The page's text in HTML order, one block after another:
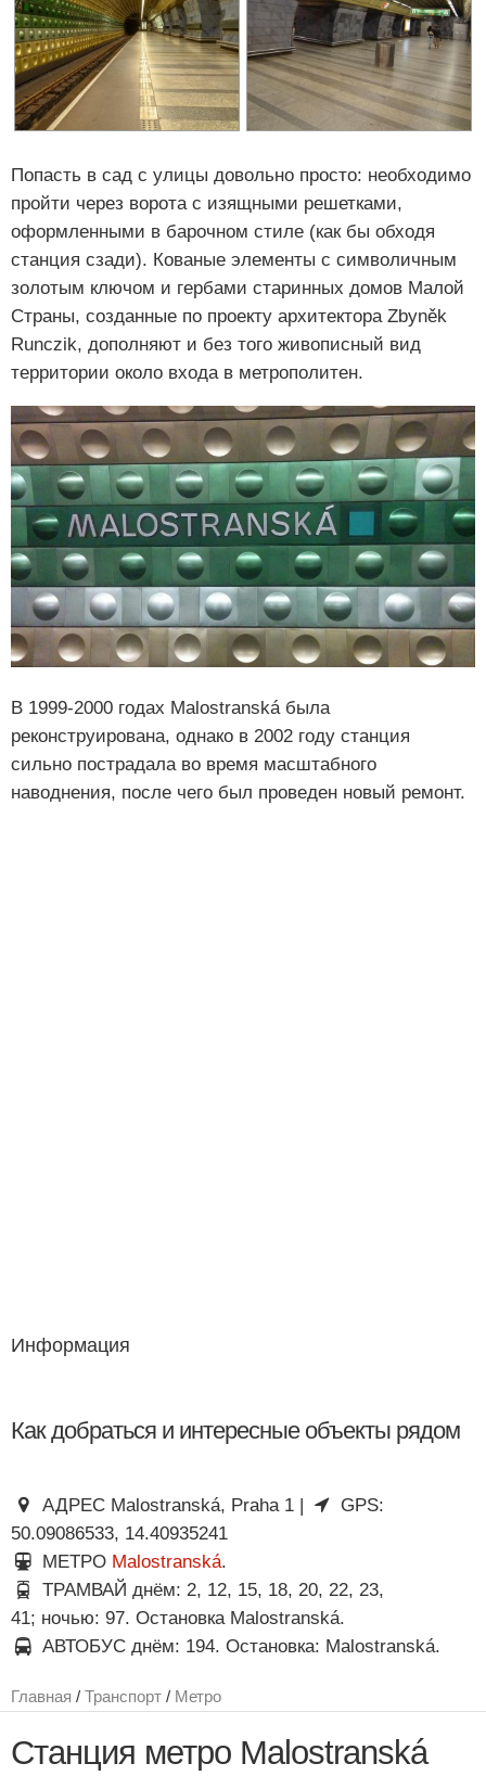
Попасть в сад с улицы довольно просто: необходимо
пройти через ворота с изящными решетками,
оформленными в барочном стиле (как бы обходя
станция сзади). Кованые элементы с символичным
золотым ключом и гербами старинных домов Малой
Страны, созданные по проекту архитектора Zbyněk
Runczik, дополняют и без того живописный вид
территории около входа в метрополитен.
В 1999-2000 годах Malostranská была
реконструирована, однако в 2002 году станция
сильно пострадала во время масштабного
наводнения, после чего был проведен новый ремонт.
Информация
Как добраться и интересные объекты рядом
АДРЕС Malostranská, Praha 1 |
GPS:
50.09086533, 14.40935241
МЕТРО Malostranská.
ТРАМВАЙ днём: 2, 12, 15, 18, 20, 22, 23,
41; ночью: 97. Остановка Malostranská.
АВТОБУС днём: 194. Остановка: Malostranská.